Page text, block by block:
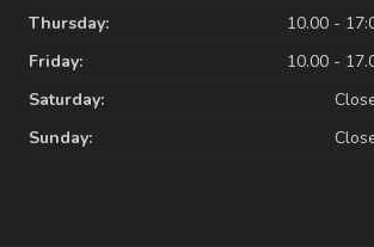
Thursday:
10.00 -
Friday:
10.00 -
Saturday:
Sunday: